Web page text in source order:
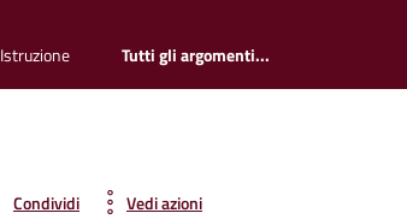
Istruzione Tutti gli argomenti...
Condividi Vedi azioni